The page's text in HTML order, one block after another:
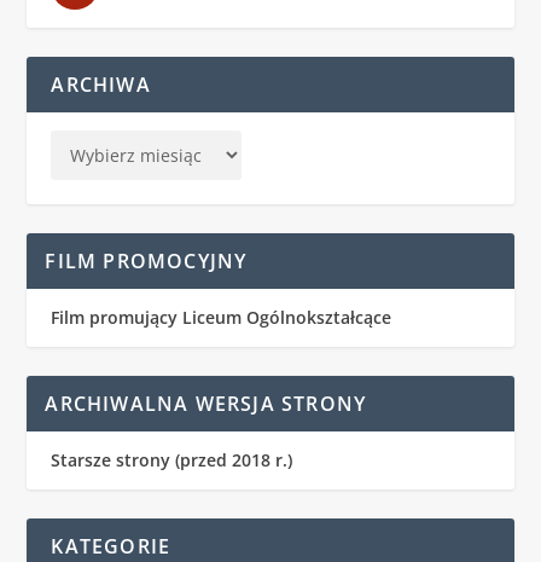
ARCHIWA
FILM PROMOCYJNY
Film promujący Liceum Ogólnokształcące
ARCHIWALNA WERSJA STRONY
Starsze strony (przed 2018 r.)
KATEGORIE